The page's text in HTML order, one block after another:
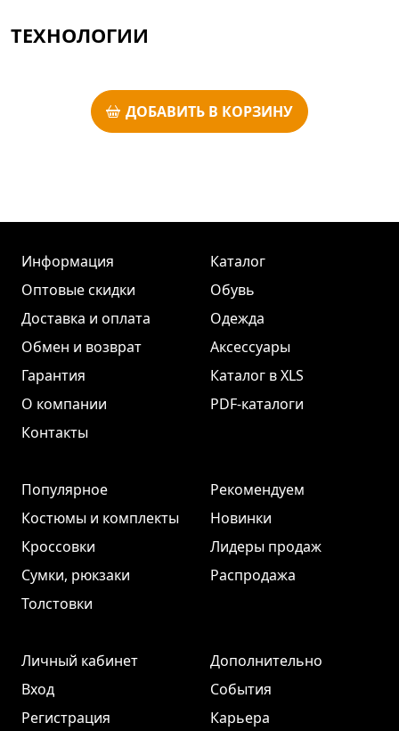
ТЕХНОЛОГИИ
ДОБАВИТЬ В КОРЗИНУ
Информация
Оптовые скидки
Доставка и оплата
Обмен и возврат
Гарантия
О компании
Контакты
Каталог
Обувь
Одежда
Аксессуары
Каталог в XLS
PDF-каталоги
Популярное
Костюмы и комплекты
Кроссовки
Сумки, рюкзаки
Толстовки
Рекомендуем
Новинки
Лидеры продаж
Распродажа
Личный кабинет
Вход
Регистрация
Дополнительно
События
Карьера